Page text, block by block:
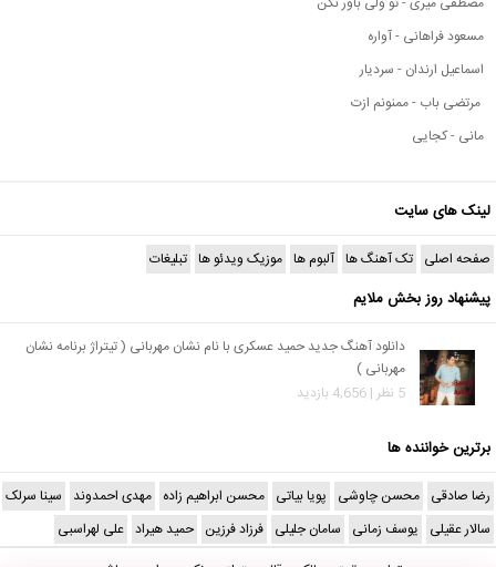
مسعود فراهانی - آواره
اسماعیل ارندان - سردیار
مرتضی باب - ممنونم ازت
مانی - کجایی
لینک های سایت
صفحه اصلی تک آهنگ ها آلبوم ها موزیک ویدئو ها تبلیغات
پیشنهاد روز بخش ملایم
دانلود آهنگ جدید حمید عسکری با نام نشان مهربانی ( تیتراژ برنامه نشان
مهربانی )
5 نظر | 4,656 بازدید
برترین خواننده ها
رضا صادقی محسن چاوشی پویا بیاتی محسن ابراهیم زاده مهدی احمدوند سینا سرلک
سالار عقیلی یوسف زمانی سامان جلیلی فرزاد فرزین حمید هیراد علی لهراسبی